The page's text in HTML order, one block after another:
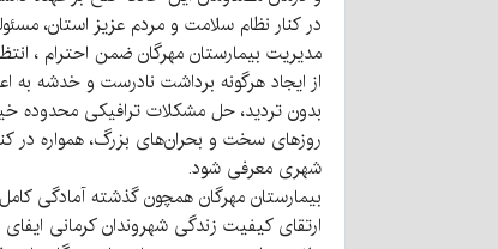
در کنار نظام سلامت و مردم عزیز استان،
مدیریت بیمارستان مهرگان ضمن احترام ،
از ایجاد هرگونه برداشت نادرست و خدشه
بدون تردید، حل مشکلات ترافیکی محدوده
روزهای سخت و بحران‌های بزرگ، همواره در
شهری معرفی شود.
بیمارستان مهرگان همچون گذشته آمادگی
ارتقای کیفیت زندگی شهروندان کرمانی